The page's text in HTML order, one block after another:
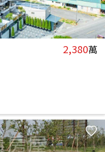
2,380萬